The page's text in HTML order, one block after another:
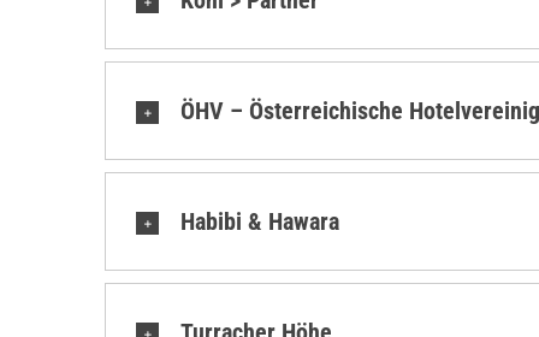
ÖHV – Österreichische
Habibi & Hawara